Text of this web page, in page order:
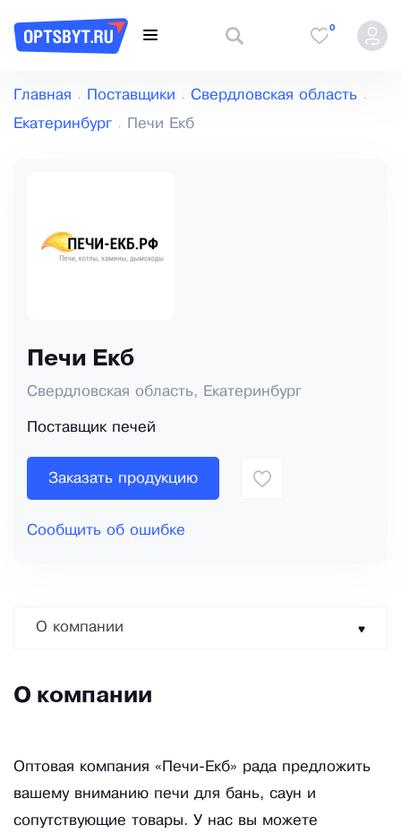
0
Главная Поставщики Свердловская область
Екатеринбург Печи Екб
Печи Екб
Свердловская область, Екатеринбург
Поставщик печей
Заказать продукцию
Сообщить об ошибке
О компании
О компании
Оптовая компания «Печи-Екб» рада предложить
вашему вниманию печи для бань, саун и
сопутствующие товары. У нас вы можете